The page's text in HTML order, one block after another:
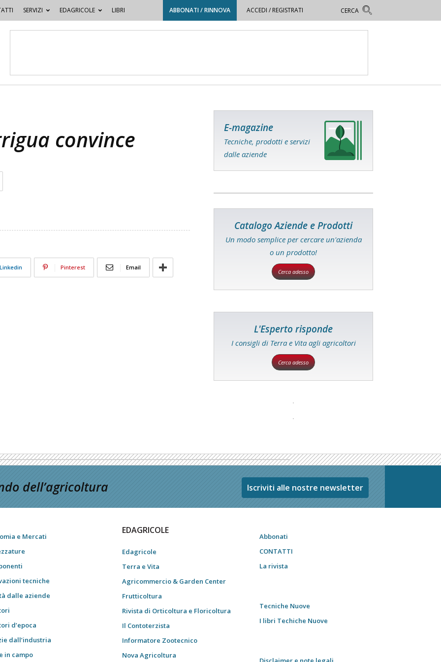
SERVIZI EDAGRICOLE LIBRI ABBONATI / RINNOVA ACCEDI / REGISTRATI
convince
Linkedin Pinterest Email
E-magazine
Tecniche, prodotti e servizi
dalle aziende
Catalogo Aziende e Prodotti
Un modo semplice per cercare un'azienda
o un prodotto!
Cerca adesso
L'Esperto risponde
I consigli di Terra e Vita agli agricoltori
Cerca adesso
dell’agricoltura Iscriviti alle nostre newsletter
e Mercati
tecniche
dalle aziende
d’epoca
dall’industria
in campo
EDAGRICOLE
Edagricole
Terra e Vita
Agricommercio & Garden Center
Frutticoltura
Rivista di Orticoltura e Floricoltura
Il Contoterzista
Informatore Zootecnico
Nova Agricoltura
Abbonati
CONTATTI
La rivista
Tecniche Nuove
I libri Techiche Nuove